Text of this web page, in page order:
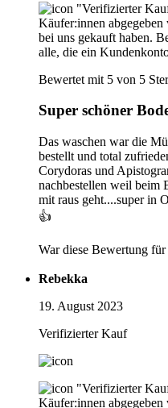
"Verifizierter
Käufer:innen abgegeben
bei uns gekauft haben.
alle, die ein
Bewertet mit 5 von 5
Super schöner
Das waschen war die
bestellt und total
Corydoras und
nachbestellen weil beim
mit raus geht....super in
👍
War diese Bewertung
Rebekka
19. August 2023
Verifizierter Kauf
"Verifizierter
Käufer:innen abgegeben